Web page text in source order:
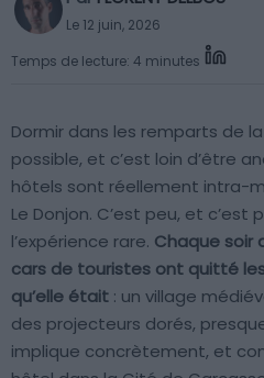
Le 12 juin, 2026
Temps de lecture: 4 minutes
Dormir dans les remparts de la
possible, et c’est loin d’être
hôtels sont réellement intra-
Le Donjon. C’est peu, et
l’expérience rare. Chaque soir
cars de touristes ont quitté
qu’elle était : un village
des projecteurs dorés,
implique concrètement, et